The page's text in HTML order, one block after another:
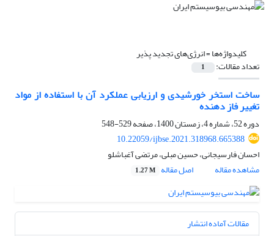
کلیدواژه‌ها =انرژی‌های تجدید پذیر
تعداد مقالات: 1
ساخت استخر خورشیدی و ارزیابی عملکرد آن با استفاده از مواد
تغییر فاز دهنده
دوره 52، شماره 4، زمستان 1400، صفحه
529-548
10.22059/ijbse.2021.318968.665388
احسان فارسیجانی، حسین مبلی، مرتضی آغباشلو
مشاهده مقاله
اصل مقاله 1.27 M
مقالات آماده انتشار